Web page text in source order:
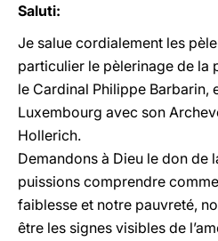
Saluti:
Je salue cordialement les
particulier le pèlerinage de la
le Cardinal Philippe Barbarin,
Luxembourg avec son
Hollerich.
Demandons à Dieu le don de
puissions comprendre
faiblesse et notre pauvreté,
être les signes visibles de